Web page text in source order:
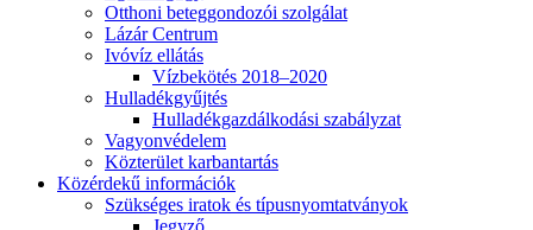
Otthoni beteggondozói szolgálat
Lázár Centrum
Ivóvíz ellátás
Vízbekötés 2018–2020
Hulladékgyűjtés
Hulladékgazdálkodási szabályzat
Vagyonvédelem
Közterület karbantartás
Közérdekű információk
Szükséges iratok és típusnyomtatványok